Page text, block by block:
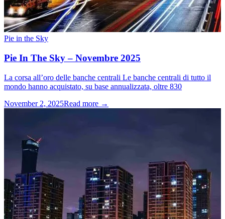
Pie in the Sky
Pie In The Sky – Novembre 2025
La corsa all’oro delle banche centrali Le banche centrali di tutto il
mondo hanno acquistato, su base annualizzata, oltre 830
November 2, 2025Read more →